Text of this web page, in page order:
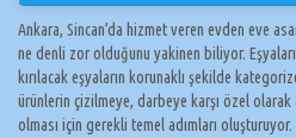
Ankara, Sincan’da hizmet veren evden eve
ne denli zor olduğunu yakinen biliyor.
kırılacak eşyaların korunaklı şekilde
ürünlerin çizilmeye, darbeye karşı özel olarak
olması için gerekli temel adımları oluşturuyor.